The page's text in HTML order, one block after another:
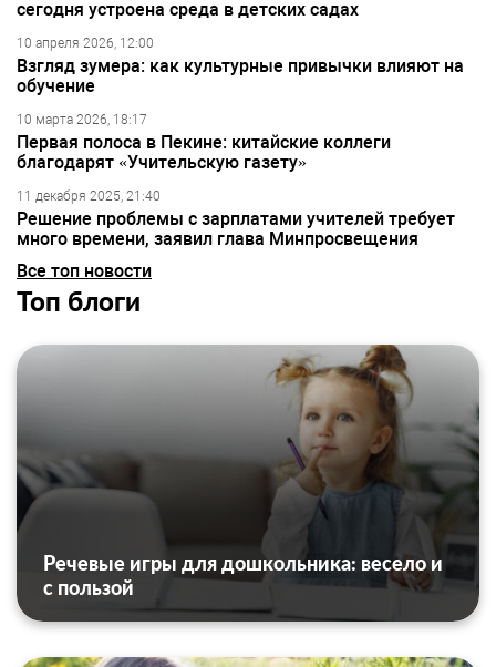
сегодня устроена среда в детских садах
10 апреля 2026, 12:00
Взгляд зумера: как культурные привычки влияют на
обучение
10 марта 2026, 18:17
Первая полоса в Пекине: китайские коллеги
благодарят «Учительскую газету»
11 декабря 2025, 21:40
Решение проблемы с зарплатами учителей требует
много времени, заявил глава Минпросвещения
Все топ новости
Топ блоги
Речевые игры для дошкольника: весело и
с пользой